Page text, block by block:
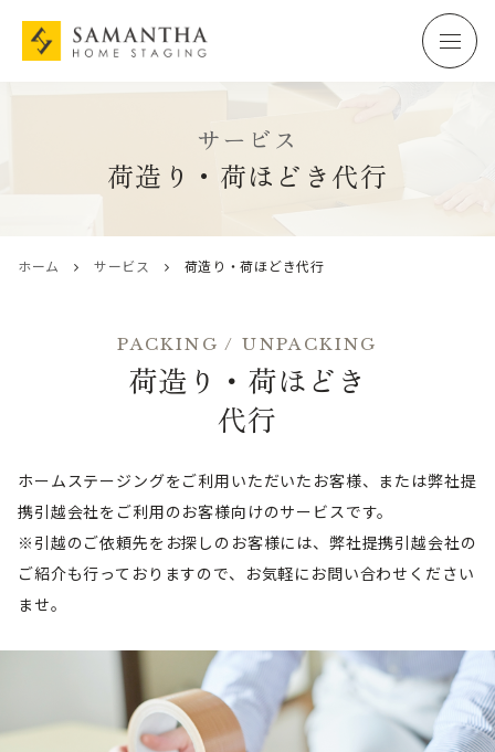
サービス
荷造り・荷ほどき代行
ホーム サービス 荷造り・荷ほどき代行
PACKING / UNPACKING
荷造り・荷ほどき
代行
ホームステージングをご利用いただいたお客様、または弊社提
携引越会社をご利用のお客様向けのサービスです。
※引越のご依頼先をお探しのお客様には、弊社提携引越会社の
ご紹介も行っておりますので、お気軽にお問い合わせください
ませ。